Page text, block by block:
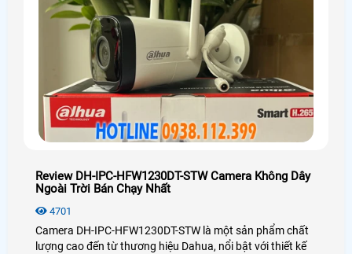
Review DH-IPC-HFW1230DT-STW Camera Không Dây
Ngoài Trời Bán Chạy Nhất
4701
Camera DH-IPC-HFW1230DT-STW là một sản phẩm chất
lượng cao đến từ thương hiệu Dahua, nổi bật với thiết kế